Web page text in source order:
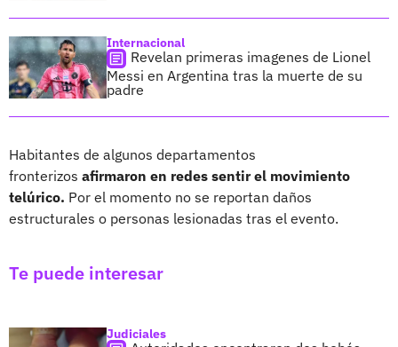
Internacional
Revelan primeras imagenes de Lionel
Messi en Argentina tras la muerte de su
padre
Habitantes de algunos departamentos
fronterizos afirmaron en redes sentir el movimiento
telúrico. Por el momento no se reportan daños
estructurales o personas lesionadas tras el evento.
Te puede interesar
Judiciales